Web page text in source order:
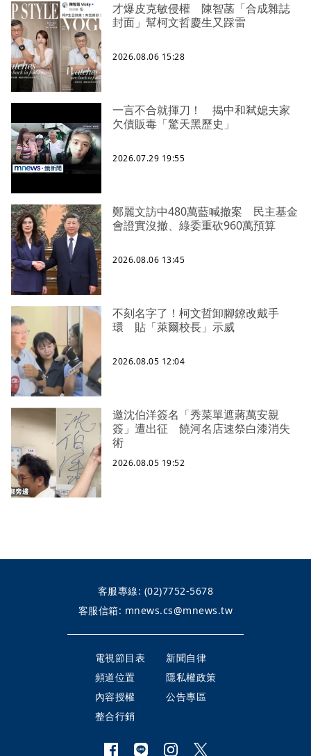
才爆皮克敏侵權 陳智菡「合成雜誌
封面」幫柯文哲慶生又踩雷
2026.08.06 15:28
一言不合就揮刀！ 揭中和弒媳夫家
欠債販毒「驚天黑歷史」
2026.07.29 19:55
鄭麗文訪中480萬藍喊撤案 民主基金
會證實沒撤、綠委重砍960萬預算
2026.08.06 13:45
不刻名字了！柯文哲卸腳鐐改戴手
環 貼「萊爾校長」示威
2026.08.05 12:04
邀沈伯洋簽名「秀菜單遮蔣萬安親
簽」遭出征 饒河名店速祭白漆消失
術
2026.08.05 19:52
客服專線: (02)7752-5678
客服信箱: mnews.cs@mnews.tw
電視節目表
新聞自律
頻道位置
隱私權政策
內容授權
公告專區
整合行銷